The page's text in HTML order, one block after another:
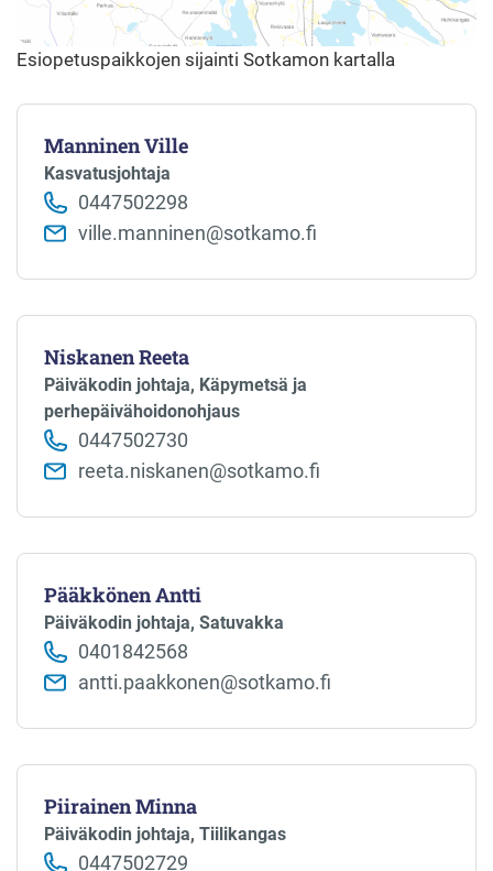
Esiopetuspaikkojen sijainti Sotkamon kartalla
Manninen Ville
Kasvatusjohtaja
0447502298
ville.manninen@sotkamo.fi
Niskanen Reeta
Päiväkodin johtaja, Käpymetsä ja
perhepäivähoidonohjaus
0447502730
reeta.niskanen@sotkamo.fi
Pääkkönen Antti
Päiväkodin johtaja, Satuvakka
0401842568
antti.paakkonen@sotkamo.fi
Piirainen Minna
Päiväkodin johtaja, Tiilikangas
0447502729